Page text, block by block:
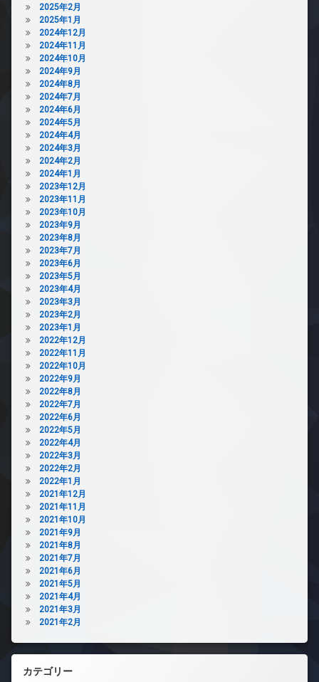
2025年2月
2025年1月
2024年12月
2024年11月
2024年10月
2024年9月
2024年8月
2024年7月
2024年6月
2024年5月
2024年4月
2024年3月
2024年2月
2024年1月
2023年12月
2023年11月
2023年10月
2023年9月
2023年8月
2023年7月
2023年6月
2023年5月
2023年4月
2023年3月
2023年2月
2023年1月
2022年12月
2022年11月
2022年10月
2022年9月
2022年8月
2022年7月
2022年6月
2022年5月
2022年4月
2022年3月
2022年2月
2022年1月
2021年12月
2021年11月
2021年10月
2021年9月
2021年8月
2021年7月
2021年6月
2021年5月
2021年4月
2021年3月
2021年2月
カテゴリー